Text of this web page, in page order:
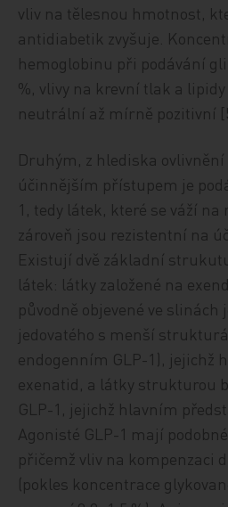
vliv na tělesnou hmotnost,
antidiabetik zvyšuje.
hemoglobinu při podávání
%, vlivy na krevní tlak a lipidy
neutrální až mírně pozitivní
Druhým, z hlediska
účinnějším přístupem je
1, tedy látek, které se váží na
zároveň jsou rezistentní na
Existují dvě základní
látek: látky založené na
původně objevené ve slinách
jedovatého s menší
endogenním GLP-1), jejichž
exenatid, a látky strukturou
GLP-1, jejichž hlavním
Agonisté GLP-1 mají
přičemž vliv na kompenzaci
(pokles koncentrace